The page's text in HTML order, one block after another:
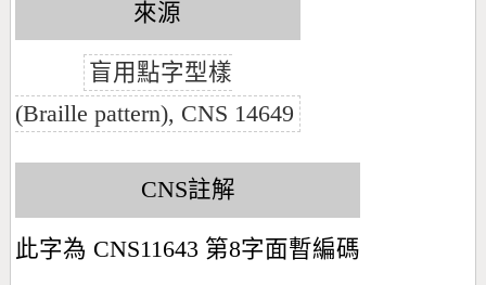
來源
盲用點字型樣
(Braille pattern), CNS 14649
CNS註解
此字為 CNS11643 第8字面暫編碼